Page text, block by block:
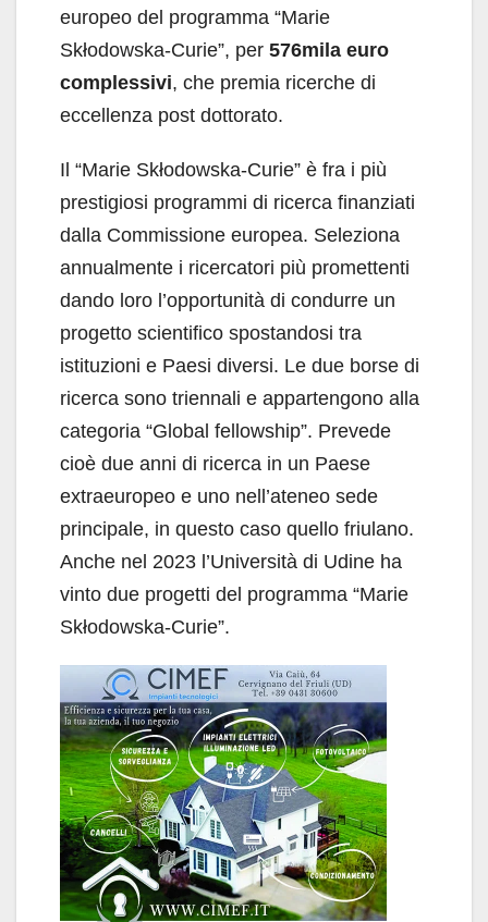
europeo del programma “Marie
Skłodowska-Curie”, per 576mila euro
complessivi, che premia ricerche di
eccellenza post dottorato.
Il “Marie Skłodowska-Curie” è fra i più
prestigiosi programmi di ricerca finanziati
dalla Commissione europea. Seleziona
annualmente i ricercatori più promettenti
dando loro l’opportunità di condurre un
progetto scientifico spostandosi tra
istituzioni e Paesi diversi. Le due borse di
ricerca sono triennali e appartengono alla
categoria “Global fellowship”. Prevede
cioè due anni di ricerca in un Paese
extraeuropeo e uno nell’ateneo sede
principale, in questo caso quello friulano.
Anche nel 2023 l’Università di Udine ha
vinto due progetti del programma “Marie
Skłodowska-Curie”.